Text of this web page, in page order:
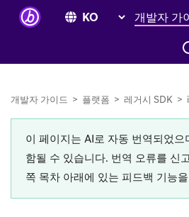
개발자 가
전
개발자 가이드 > 플랫폼 > 레거시 SDK >
이 페이지는 AI로 자동 번역되었
함될 수 있습니다. 번역 오류를 신
쪽 목차 아래에 있는 피드백 기능